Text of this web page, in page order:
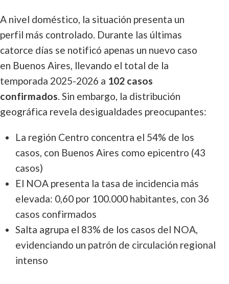
A nivel doméstico, la situación presenta un
perfil más controlado. Durante las últimas
catorce días se notificó apenas un nuevo caso
en Buenos Aires, llevando el total de la
temporada 2025-2026 a 102 casos
confirmados. Sin embargo, la distribución
geográfica revela desigualdades preocupantes:
La región Centro concentra el 54% de los
casos, con Buenos Aires como epicentro (43
casos)
El NOA presenta la tasa de incidencia más
elevada: 0,60 por 100.000 habitantes, con 36
casos confirmados
Salta agrupa el 83% de los casos del NOA,
evidenciando un patrón de circulación regional
intenso